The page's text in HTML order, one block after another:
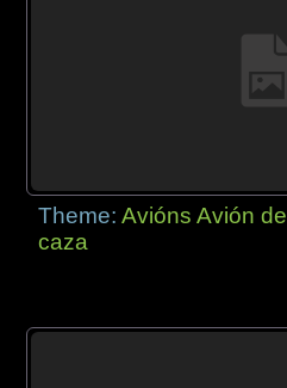
Theme:Avións Avión de
caza